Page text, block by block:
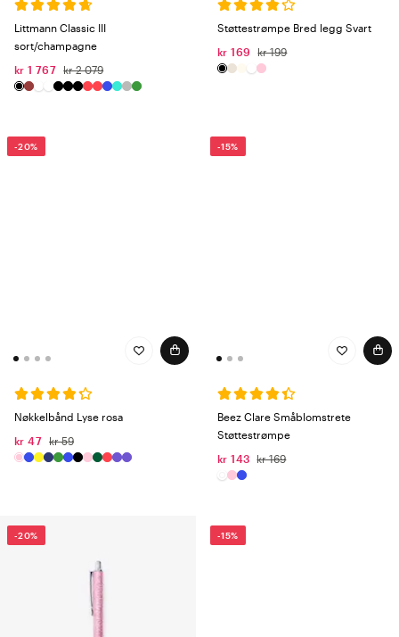
Littmann Classic III
sort/champagne
kr 1 767 kr 2 079
Støttestrømpe Bred legg Svart
kr 169
kr 199
-20%
Nøkkelbånd Lyse rosa
kr 47 kr 59
-15%
Beez Clare Småblomstrete
Støttestrømpe
kr 143
kr 169
-20% -15%